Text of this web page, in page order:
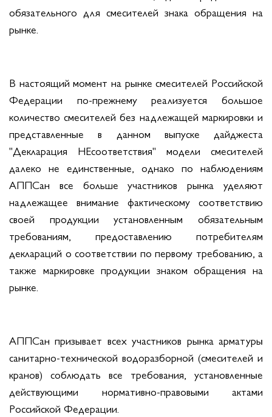
обязательного для смесителей знака обращения на
рынке.
В настоящий момент на рынке смесителей Российской
Федерации по-прежнему реализуется большое
количество смесителей без надлежащей маркировки и
представленные в данном выпуске дайджеста
"Декларация НЕсоответствия" модели смесителей
далеко не единственные, однако по наблюдениям
АППСан все больше участников рынка уделяют
надлежащее внимание фактическому соответствию
своей продукции установленным обязательным
требованиям, предоставлению потребителям
деклараций о соответствии по первому требованию, а
также маркировке продукции знаком обращения на
рынке.
АППСан призывает всех участников рынка арматуры
санитарно-технической водоразборной (смесителей и
кранов) соблюдать все требования, установленные
действующими нормативно-правовыми актами
Российской Федерации.